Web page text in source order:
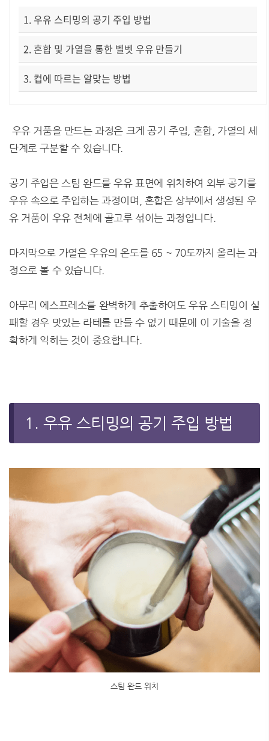
1. 우유 스티밍의 공기 주입 방법
2. 혼합 및 가열을 통한 벨벳 우유 만들기
3. 컵에 따르는 알맞는 방법
우유 거품을 만드는 과정은 크게 공기 주입, 혼합, 가열의 세
단계로 구분할 수 있습니다.
공기 주입은 스팀 완드를 우유 표면에 위치하여 외부 공기를
우유 속으로 주입하는 과정이며, 혼합은 상부에서 생성된 우
유 거품이 우유 전체에 골고루 섞이는 과정입니다.
마지막으로 가열은 우유의 온도를 65 ~ 70도까지 올리는 과
정으로 볼 수 있습니다.
아무리 에스프레소를 완벽하게 추출하여도 우유 스티밍이 실
패할 경우 맛있는 라테를 만들 수 없기 때문에 이 기술을 정
확하게 익히는 것이 중요합니다.
1. 우유 스티밍의 공기 주입 방법
스팀 완드 위치